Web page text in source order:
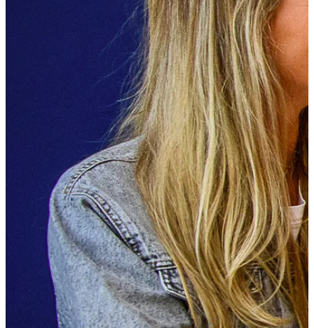
Essen und Trinken